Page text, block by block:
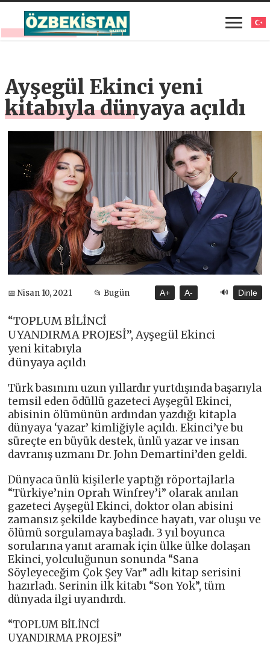
Ayşegül Ekinci yeni
kitabıyla dünyaya açıldı
📅 Nisan 10, 2021 📂 Bugün A+ A- 🔊 Dinle
“TOPLUM BİLİNCİ
UYANDIRMA PROJESİ”, Ayşegül Ekinci
yeni kitabıyla
dünyaya açıldı
Türk basınını uzun yıllardır yurtdışında başarıyla
temsil eden ödüllü gazeteci Ayşegül Ekinci,
abisinin ölümünün ardından yazdığı kitapla
dünyaya ‘yazar’ kimliğiyle açıldı. Ekinci’ye bu
süreçte en büyük destek, ünlü yazar ve insan
davranış uzmanı Dr. John Demartini’den geldi.
Dünyaca ünlü kişilerle yaptığı röportajlarla
“Türkiye’nin Oprah Winfrey’i” olarak anılan
gazeteci Ayşegül Ekinci, doktor olan abisini
zamansız şekilde kaybedince hayatı, var oluşu ve
ölümü sorgulamaya başladı. 3 yıl boyunca
sorularına yanıt aramak için ülke ülke dolaşan
Ekinci, yolculuğunun sonunda “Sana
Söyleyeceğim Çok Şey Var” adlı kitap serisini
hazırladı. Serinin ilk kitabı “Son Yok”, tüm
dünyada ilgi uyandırdı.
“TOPLUM BİLİNCİ
UYANDIRMA PROJESİ”